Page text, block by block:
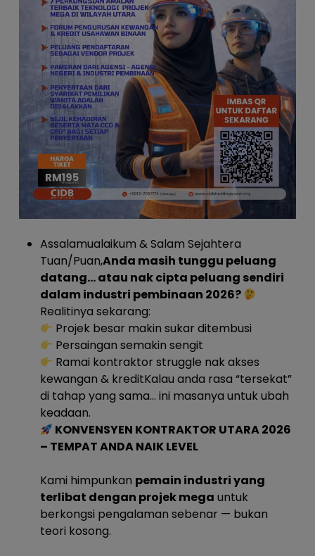
Assalamualaikum & Salam Sejahtera
Tuan/Puan,Anda masih tunggu peluang
datang… atau nak cipta peluang sendiri
dalam industri pembinaan 2026?
Realitinya sekarang:
Projek besar makin sukar ditembusi
Persaingan semakin sengit
Ramai kontraktor struggle nak akses
kewangan & kreditKalau anda rasa “tersekat”
di tahap yang sama… ini masanya untuk ubah
keadaan.
KONVENSYEN KONTRAKTOR UTARA 2026
– TEMPAT ANDA NAIK LEVEL
Kami himpunkan pemain industri yang
terlibat dengan projek mega untuk
berkongsi pengalaman sebenar — bukan
teori kosong.